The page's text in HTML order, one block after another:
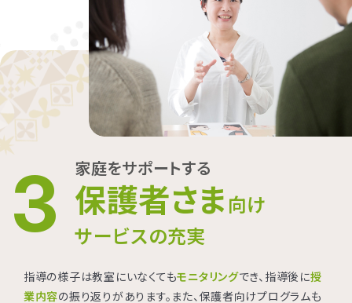
3 家庭をサポートする
保護者さま 向け
サービスの充実
指導の様子は教室にいなくてもモニタリングでき、指導後に授
業内容の振り返りがあります。また、保護者向けプログラムも